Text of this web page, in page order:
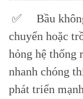
✅ Bầu
chuyển hoặc
hỏng hệ thống
nhanh chóng
phát triển